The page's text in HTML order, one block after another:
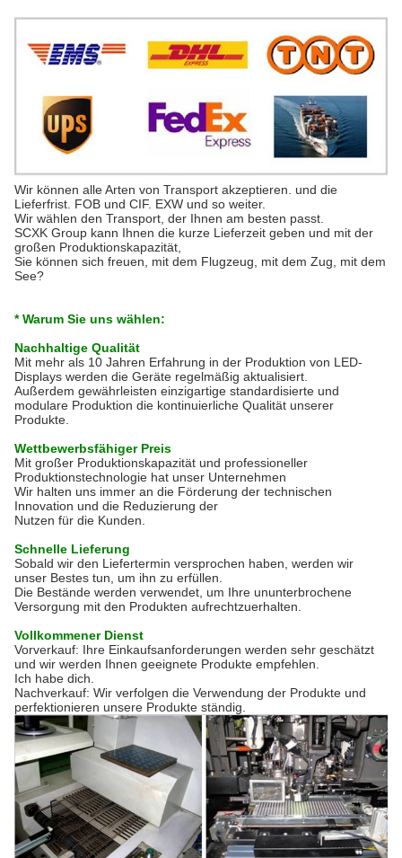
Wir können alle Arten von Transport akzeptieren. und die
Lieferfrist. FOB und CIF. EXW und so weiter.
Wir wählen den Transport, der Ihnen am besten passt.
SCXK Group kann Ihnen die kurze Lieferzeit geben und mit der
großen Produktionskapazität,
Sie können sich freuen, mit dem Flugzeug, mit dem Zug, mit dem
See?
* Warum Sie uns wählen:
Nachhaltige Qualität
Mit mehr als 10 Jahren Erfahrung in der Produktion von LED-
Displays werden die Geräte regelmäßig aktualisiert.
Außerdem gewährleisten einzigartige standardisierte und
modulare Produktion die kontinuierliche Qualität unserer
Produkte.
Wettbewerbsfähiger Preis
Mit großer Produktionskapazität und professioneller
Produktionstechnologie hat unser Unternehmen
Wir halten uns immer an die Förderung der technischen
Innovation und die Reduzierung der
Nutzen für die Kunden.
Schnelle Lieferung
Sobald wir den Liefertermin versprochen haben, werden wir
unser Bestes tun, um ihn zu erfüllen.
Die Bestände werden verwendet, um Ihre ununterbrochene
Versorgung mit den Produkten aufrechtzuerhalten.
Vollkommener Dienst
Vorverkauf: Ihre Einkaufsanforderungen werden sehr geschätzt
und wir werden Ihnen geeignete Produkte empfehlen.
Ich habe dich.
Nachverkauf: Wir verfolgen die Verwendung der Produkte und
perfektionieren unsere Produkte ständig.